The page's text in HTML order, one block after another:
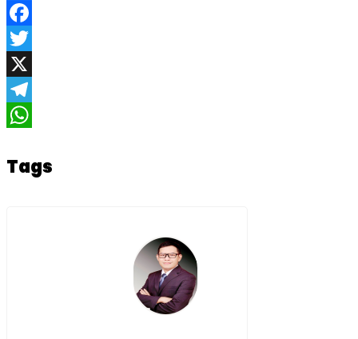
Facebook
Twitter
X
Telegram
Tags